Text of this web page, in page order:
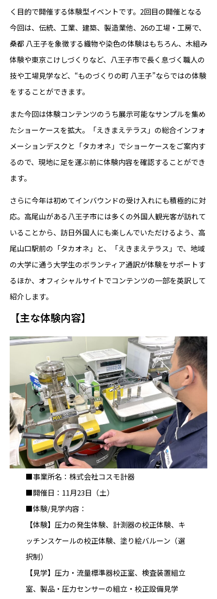
く目的で開催する体験型イベントです。2回目の開催となる
今回は、伝統、工業、建築、製造業他、26の工場・工房で、
桑都 八王子を象徴する織物や染色の体験はもちろん、木組み
体験や東京こけしづくりなど、八王子市で長く息づく職人の
技や工場見学など、“ものづくりの町 八王子”ならではの体験
をすることができます。
また今回は体験コンテンツのうち展示可能なサンプルを集め
たショーケースを拡大。「えきまえテラス」の総合インフォ
メーションデスクと「タカオネ」でショーケースをご案内す
るので、現地に足を運ぶ前に体験内容を確認することができ
ます。
さらに今年は初めてインバウンドの受け入れにも積極的に対
応。高尾山がある八王子市には多くの外国人観光客が訪れて
いることから、訪日外国人にも楽しんでいただけるよう、高
尾山口駅前の「タカオネ」と、「えきまえテラス」で、地域
の大学に通う大学生のボランティア通訳が体験をサポートす
るほか、オフィシャルサイトでコンテンツの一部を英訳して
紹介します。
【主な体験内容】
■事業所名：株式会社コスモ計器
■開催日：11月23日（土）
■体験/見学内容：
【体験】圧力の発生体験、計測器の校正体験、キ
ッチンスケールの校正体験、塗り絵バルーン（選
択制）
【見学】圧力・流量標準器校正室、検査装置組立
室、製品・圧力センサーの組立・校正設備見学